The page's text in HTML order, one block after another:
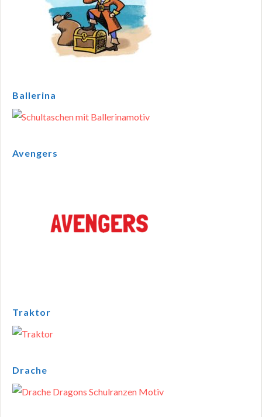
Ballerina
Avengers
Traktor
Drache